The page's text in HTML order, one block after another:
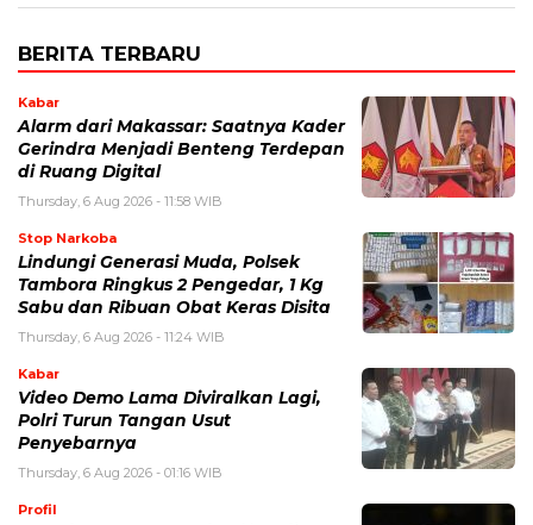
BERITA TERBARU
Kabar
Alarm dari Makassar: Saatnya Kader
Gerindra Menjadi Benteng Terdepan
di Ruang Digital
Thursday, 6 Aug 2026 - 11:58 WIB
Stop Narkoba
Lindungi Generasi Muda, Polsek
Tambora Ringkus 2 Pengedar, 1 Kg
Sabu dan Ribuan Obat Keras Disita
Thursday, 6 Aug 2026 - 11:24 WIB
Kabar
Video Demo Lama Diviralkan Lagi,
Polri Turun Tangan Usut
Penyebarnya
Thursday, 6 Aug 2026 - 01:16 WIB
Profil